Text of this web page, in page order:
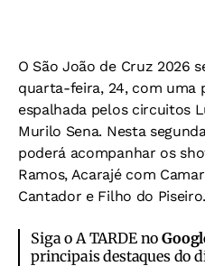
O São João de Cruz 2026
quarta-feira, 24, com uma
espalhada pelos circuitos
Murilo Sena. Nesta
poderá acompanhar os
Ramos, Acarajé com
Cantador e Filho do Piseiro.
Siga o A TARDE no
principais destaques do